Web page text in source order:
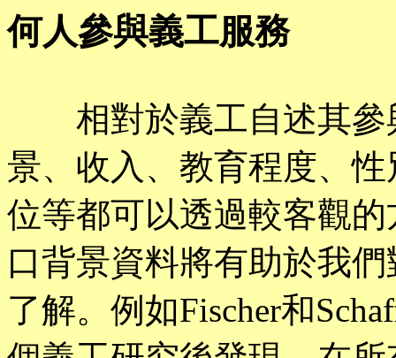
何人參與義工服務
相對於義工自述其參
景、收入、教育程度、
位等都可以透過較客觀
口背景資料將有助於我
了解。例如Fischer和